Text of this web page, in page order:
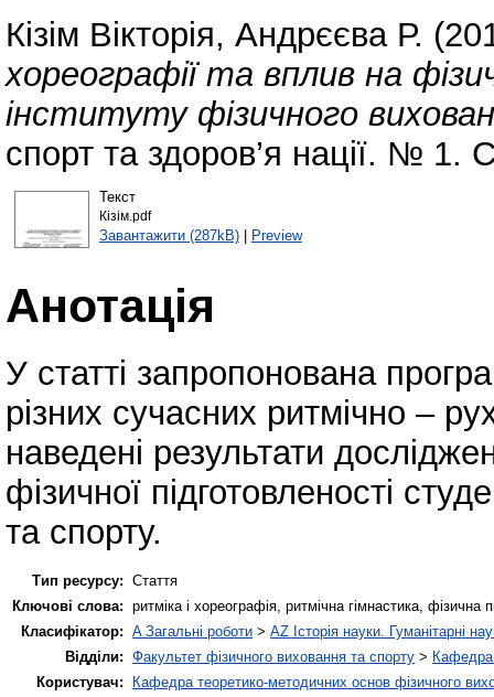
Кізім Вікторія, Андрєєва Р.
хореографії та вплив на
інституту фізичного
спорт та здоров’я нації. №
Текст
Кiзiм.pdf
Завантажити (287kB)| Preview
Анотація
У статті запропонована
різних сучасних ритмічно –
наведені результати
фізичної підготовленості
та спорту.
Тип ресурсу: Стаття
Ключові слова: ритміка і хореографія, ритмічна гімнастика, фізична
Класифікатор: A Загальні роботи > AZ Історія науки. Гуманітарні
Відділи: Факультет фізичного виховання та спорту > Кафедра
Користувач:
Кафедра теоретико-методичних основ фізичного